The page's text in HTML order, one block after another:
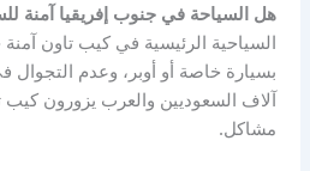
هل السياحة في جنوب إفريقيا آمنة
السياحية الرئيسية في كيب تاون آمنة
بسيارة خاصة أو أوبر، وعدم التجوال
آلاف السعوديين والعرب يزورون
مشاكل.